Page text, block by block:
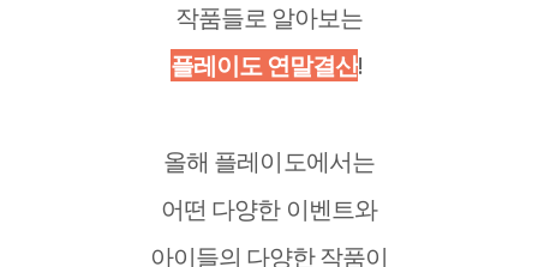
작품들로 알아보는
플레이도 연말결산!
올해 플레이도에서는
어떤 다양한 이벤트와
아이들의 다양한 작품이